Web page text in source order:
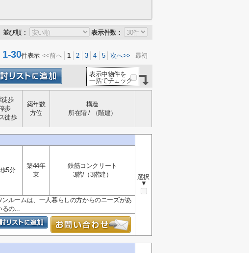
並び順： 表示件数：
30件表示 <<前へ 1 2 3 4 5 次へ>> 最初
表示中物件を
一括でチェック
徒歩
歩
徒歩
築年数
方位
構造
所在階 / （階建）
選択
▼
5分
築44年
東
鉄筋コンクリート
3階/（3階建）
ルームは、一人暮らしの方からのニーズがあ
るの...